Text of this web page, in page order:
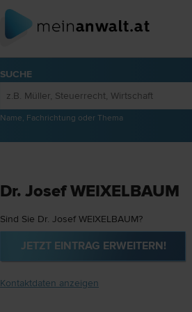
SUCHE
Name, Fachrichtung oder Thema
Dr. Josef WEIXELBAUM
Sind Sie Dr. Josef WEIXELBAUM?
JETZT EINTRAG ERWEITERN!
Kontaktdaten anzeigen